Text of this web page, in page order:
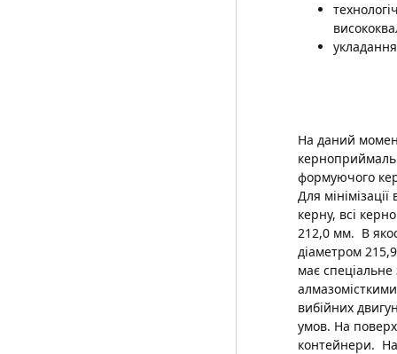
На даний
формуючого
Для
керну, всі
212,0 мм. В
діаметром
має
вибійних
умов. На
контейнери.